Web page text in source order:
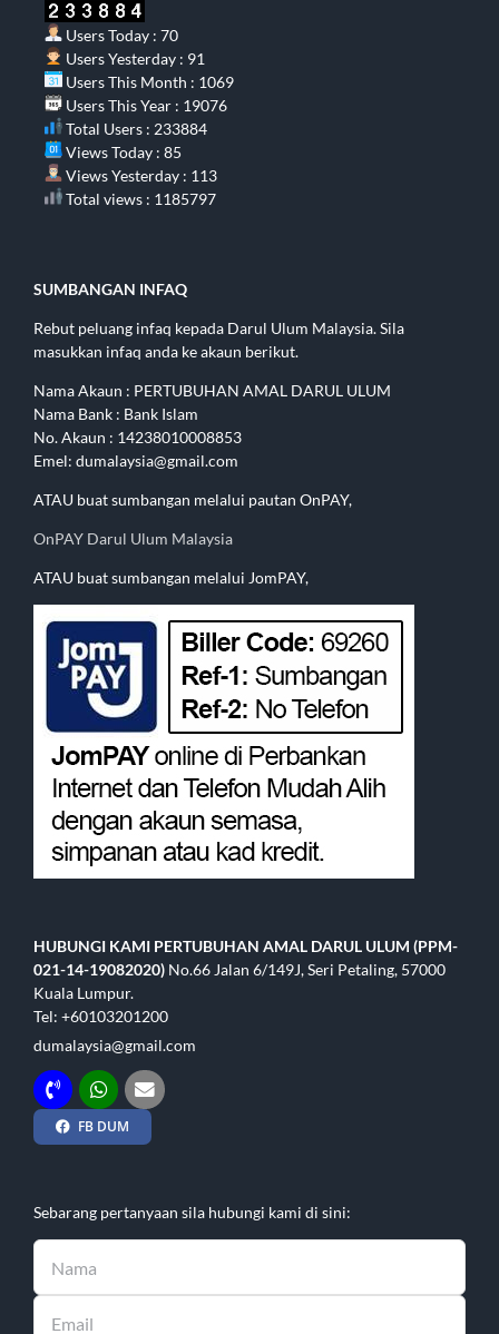
Users Today : 70
Users Yesterday : 91
Users This Month : 1069
Users This Year : 19076
Total Users : 233884
Views Today : 85
Views Yesterday : 113
Total views : 1185797
SUMBANGAN INFAQ
Rebut peluang infaq kepada Darul Ulum Malaysia. Sila
masukkan infaq anda ke akaun berikut.
Nama Akaun : PERTUBUHAN AMAL DARUL ULUM
Nama Bank : Bank Islam
No. Akaun : 14238010008853
Emel: dumalaysia@gmail.com
ATAU buat sumbangan melalui pautan OnPAY,
OnPAY Darul Ulum Malaysia
ATAU buat sumbangan melalui JomPAY,
HUBUNGI KAMI PERTUBUHAN AMAL DARUL ULUM (PPM-
021-14-19082020) No.66 Jalan 6/149J, Seri Petaling, 57000
Kuala Lumpur.
Tel: +60103201200
dumalaysia@gmail.com
FB DUM
Sebarang pertanyaan sila hubungi kami di sini: